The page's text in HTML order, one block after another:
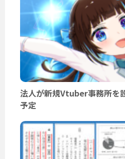
法人が新規Vtuber事務所を
予定